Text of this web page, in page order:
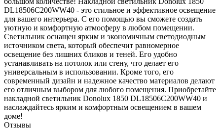
DL18506C200WW40 - это стильное и эффективное освещение
для вашего интерьера. С его помощью вы сможете создать
уютную и комфортную атмосферу в любом помещении.
Светильник оснащен ярким и экономичным светодиодным
источником света, который обеспечит равномерное
освещение без лишних бликов и теней. Его удобно
устанавливать на потолок или стену, что делает его
универсальным в использовании. Кроме того, его
современный дизайн и надежное качество материалов делают
его отличным выбором для любого помещения. Приобретайте
накладной светильник Donolux 1850 DL18506C200WW40 и
наслаждайтесь ярким и комфортным освещением в вашем
доме!
Отзывы